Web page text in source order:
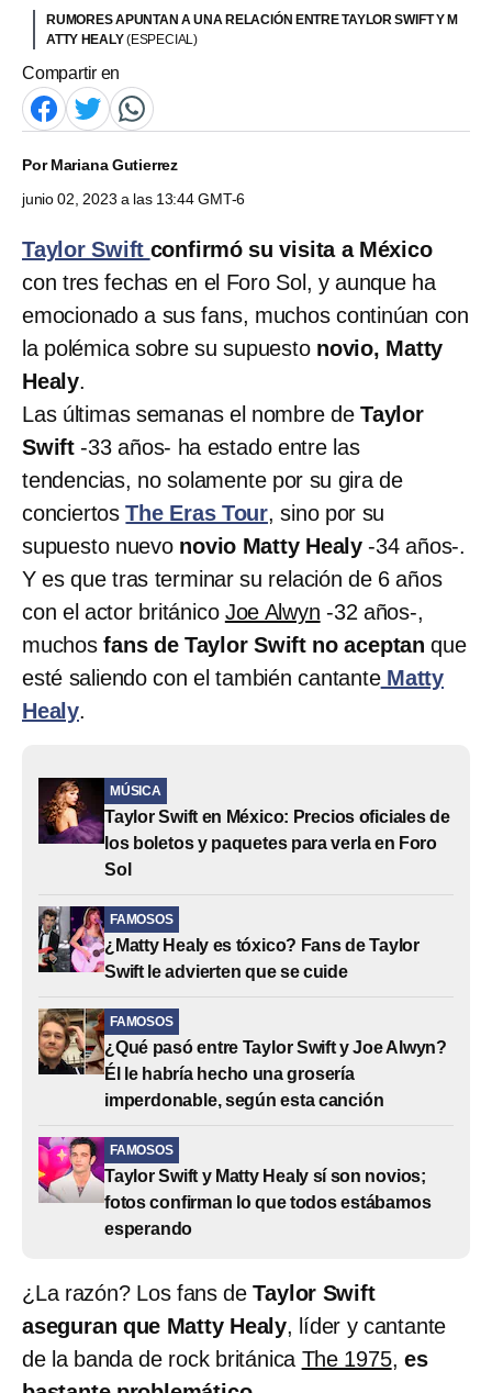
RUMORES APUNTAN A UNA RELACIÓN ENTRE TAYLOR SWIFT Y M
ATTY HEALY(ESPECIAL)
Compartir en
PorMariana Gutierrez
junio 02, 2023 a las 13:44 GMT-6
Taylor Swift confirmó su visita a México
con tres fechas en el Foro Sol, y aunque ha
emocionado a sus fans, muchos continúan con
la polémica sobre su supuesto novio, Matty
Healy.
Las últimas semanas el nombre de Taylor
Swift -33 años- ha estado entre las
tendencias, no solamente por su gira de
conciertosThe Eras Tour, sino por su
supuesto nuevo novio Matty Healy-34 años-.
Y es que tras terminar su relación de 6 años
con el actor británico Joe Alwyn -32 años-,
muchosfans de Taylor Swift no aceptanque
esté saliendo con el también cantante Matty
Healy.
MÚSICA
Taylor Swift en México: Precios oficiales de
los boletos y paquetes para verla en Foro
Sol
FAMOSOS
¿Matty Healy es tóxico? Fans de Taylor
Swift le advierten que se cuide
FAMOSOS
¿Qué pasó entre Taylor Swift y Joe Alwyn?
Él le habría hecho una grosería
imperdonable, según esta canción
FAMOSOS
Taylor Swift y Matty Healy sí son novios;
fotos confirman lo que todos estábamos
esperando
¿La razón? Los fans deTaylor Swift
aseguran que Matty Healy, líder y cantante
de la banda de rock británica The 1975, es